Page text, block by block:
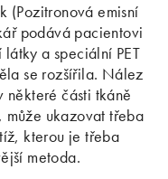
(Pozitronová emisní
podává pacientovi
a speciální PET
se rozšířila. Nález
některé části tkáně
ukazovat třeba
kterou je třeba
metoda.